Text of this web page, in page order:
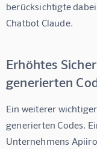
berücksichtigte
Chatbot Claude.
Erhöhtes
generierten
Ein weiterer
generierten Codes.
Unternehmens